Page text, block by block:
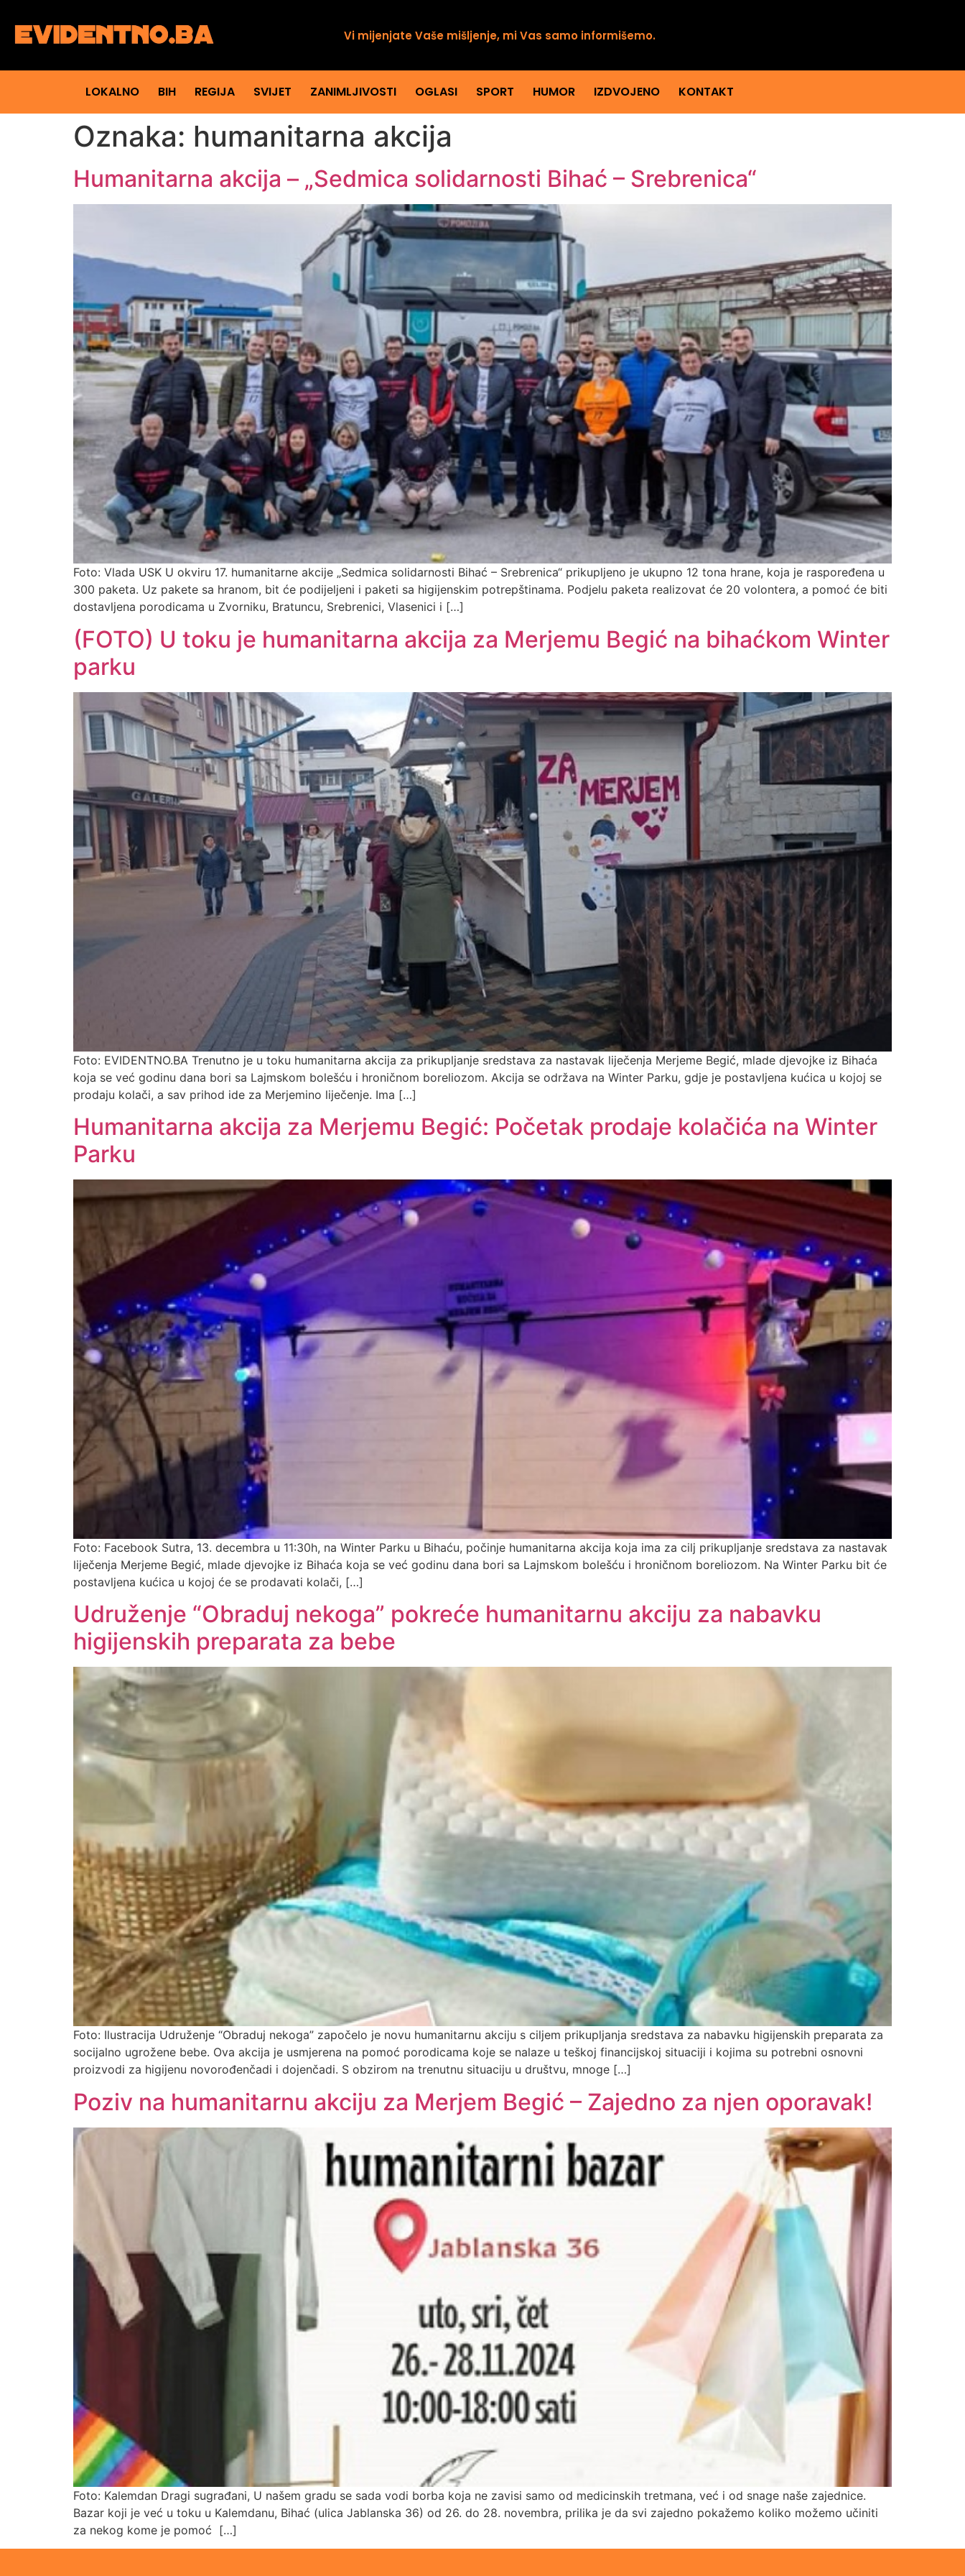
Vi mijenjate Vaše mišljenje, mi Vas samo informišemo.
LOKALNO BIH REGIJA SVIJET ZANIMLJIVOSTI OGLASI SPORT HUMOR IZDVOJENO KONTAKT
Oznaka: humanitarna akcija
Humanitarna akcija – „Sedmica solidarnosti Bihać – Srebrenica“
Foto: Vlada USK U okviru 17. humanitarne akcije „Sedmica solidarnosti Bihać – Srebrenica“ prikupljeno je ukupno 12 tona hrane, koja je raspoređena u
300 paketa. Uz pakete sa hranom, bit će podijeljeni i paketi sa higijenskim potrepštinama. Podjelu paketa realizovat će 20 volontera, a pomoć će biti
dostavljena porodicama u Zvorniku, Bratuncu, Srebrenici, Vlasenici i […]
(FOTO) U toku je humanitarna akcija za Merjemu Begić na bihaćkom Winter
parku
Foto: EVIDENTNO.BA Trenutno je u toku humanitarna akcija za prikupljanje sredstava za nastavak liječenja Merjeme Begić, mlade djevojke iz Bihaća
koja se već godinu dana bori sa Lajmskom bolešću i hroničnom boreliozom. Akcija se održava na Winter Parku, gdje je postavljena kućica u kojoj se
prodaju kolači, a sav prihod ide za Merjemino liječenje. Ima […]
Humanitarna akcija za Merjemu Begić: Početak prodaje kolačića na Winter
Parku
Foto: Facebook Sutra, 13. decembra u 11:30h, na Winter Parku u Bihaću, počinje humanitarna akcija koja ima za cilj prikupljanje sredstava za nastavak
liječenja Merjeme Begić, mlade djevojke iz Bihaća koja se već godinu dana bori sa Lajmskom bolešću i hroničnom boreliozom. Na Winter Parku bit će
postavljena kućica u kojoj će se prodavati kolači, […]
Udruženje “Obraduj nekoga” pokreće humanitarnu akciju za nabavku
higijenskih preparata za bebe
Foto: Ilustracija Udruženje “Obraduj nekoga” započelo je novu humanitarnu akciju s ciljem prikupljanja sredstava za nabavku higijenskih preparata za
socijalno ugrožene bebe. Ova akcija je usmjerena na pomoć porodicama koje se nalaze u teškoj financijskoj situaciji i kojima su potrebni osnovni
proizvodi za higijenu novorođenčadi i dojenčadi. S obzirom na trenutnu situaciju u društvu, mnoge […]
Poziv na humanitarnu akciju za Merjem Begić – Zajedno za njen oporavak!
Foto: Kalemdan Dragi sugrađani, U našem gradu se sada vodi borba koja ne zavisi samo od medicinskih tretmana, već i od snage naše zajednice.
Bazar koji je već u toku u Kalemdanu, Bihać (ulica Jablanska 36) od 26. do 28. novembra, prilika je da svi zajedno pokažemo koliko možemo učiniti
za nekog kome je pomoć […]